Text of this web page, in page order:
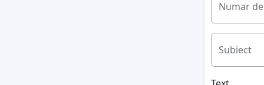
Numar
Subiect